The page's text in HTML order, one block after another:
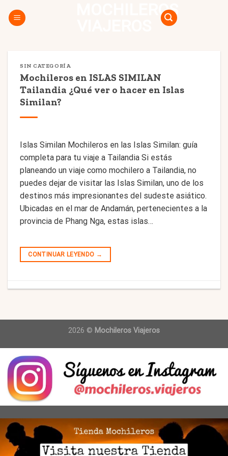
MOCHILEROS
SIN CATEGORÍA
Mochileros en ISLAS SIMILAN
Tailandia ¿Qué ver o hacer en Islas
Similan?
Islas Similan Mochileros en las Islas Similan: guía
completa para tu viaje a Tailandia Si estás
planeando un viaje como mochilero a Tailandia, no
puedes dejar de visitar las Islas Similan, uno de los
destinos más impresionantes del sudeste asiático.
Ubicadas en el mar de Andamán, pertenecientes a la
provincia de Phang Nga, estas islas…
CONTINUAR LEYENDO →
2026 © Mochileros Viajeros